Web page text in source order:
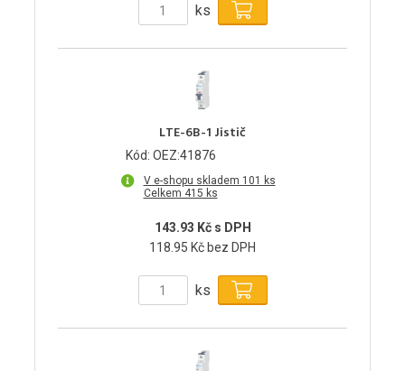
ks
LTE-6B-1 Jistič
Kód: OEZ:41876
V e-shopu skladem 101 ks
Celkem 415 ks
143.93 Kč s DPH
118.95 Kč bez DPH
ks